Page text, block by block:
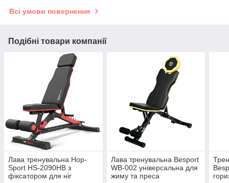
Всі умови повернення
Подібні товари компанії
Лава тренувальна Hop-
Sport HS-2090HB з
фіксатором для ніг
Лава тренувальна Besport
WB-002 універсальна для
жиму та преса